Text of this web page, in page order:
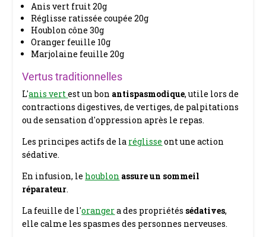
Anis vert fruit 20g
Réglisse ratissée coupée 20g
Houblon cône 30g
Oranger feuille 10g
Marjolaine feuille 20g
Vertus traditionnelles
L'anis vertest un bon antispasmodique, utile lors de
contractions digestives, de vertiges, de palpitations
ou de sensation d'oppression après le repas.
Les principes actifs de la réglisse ont une action
sédative.
En infusion, le houblon assure un sommeil
réparateur.
La feuille de l'orangera des propriétés sédatives,
elle calme les spasmes des personnes nerveuses.